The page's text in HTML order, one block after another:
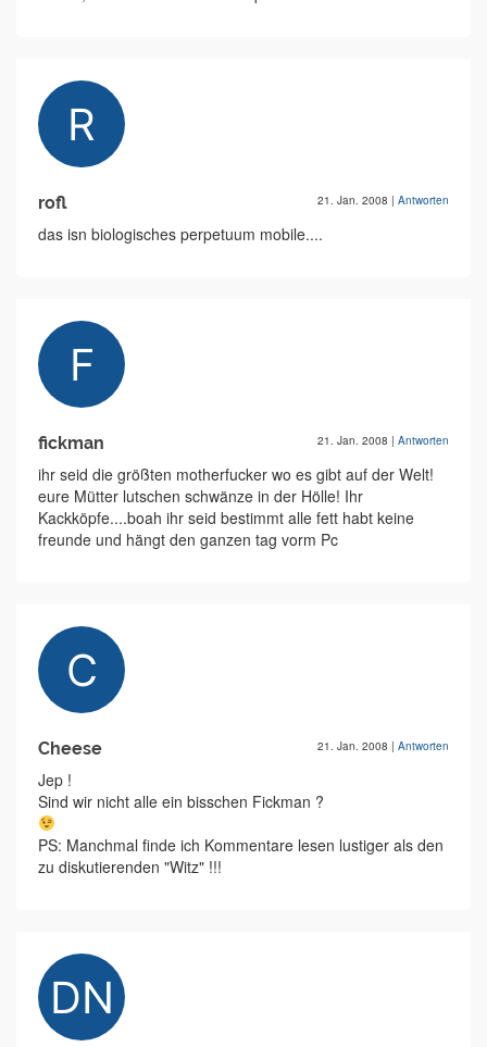
rofl 21. Jan. 2008 | Antworten
das isn biologisches perpetuum mobile....
fickman 21. Jan. 2008 | Antworten
ihr seid die größten motherfucker wo es gibt auf der Welt!
eure Mütter lutschen schwänze in der Hölle! Ihr
Kackköpfe....boah ihr seid bestimmt alle fett habt keine
freunde und hängt den ganzen tag vorm Pc
Cheese 21. Jan. 2008 | Antworten
Jep !
Sind wir nicht alle ein bisschen Fickman ?
PS: Manchmal finde ich Kommentare lesen lustiger als den
zu diskutierenden "Witz" !!!